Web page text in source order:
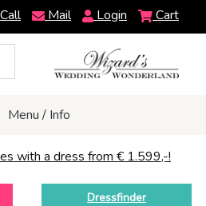
Call Mail Login Cart
Menu / Info
with a dress from € 1.599,-!
Dressfinder